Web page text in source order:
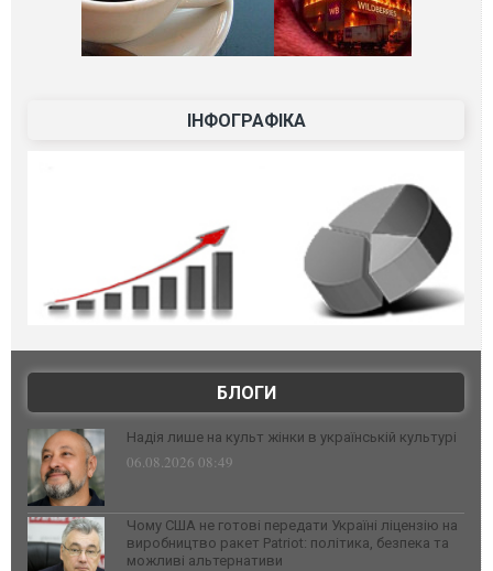
ІНФОГРАФІКА
БЛОГИ
Надія лише на культ жінки в українській культурі
06.08.2026 08:49
Чому США не готові передати Україні ліцензію на
виробництво ракет Patriot: політика, безпека та
можливі альтернативи